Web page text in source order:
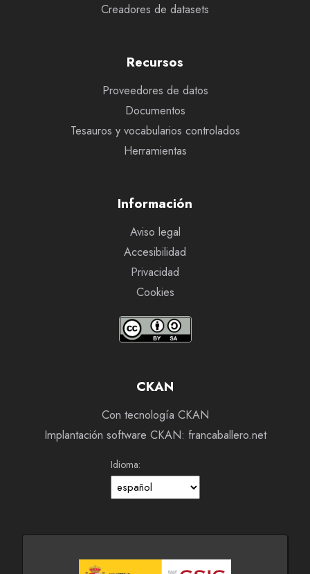
Creadores de datasets
Recursos
Proveedores de datos
Documentos
Tesauros y vocabularios controlados
Herramientas
Información
Aviso legal
Accesibilidad
Privacidad
Cookies
CKAN
Con tecnología CKAN
Implantación software CKAN: francaballero.net
Idioma